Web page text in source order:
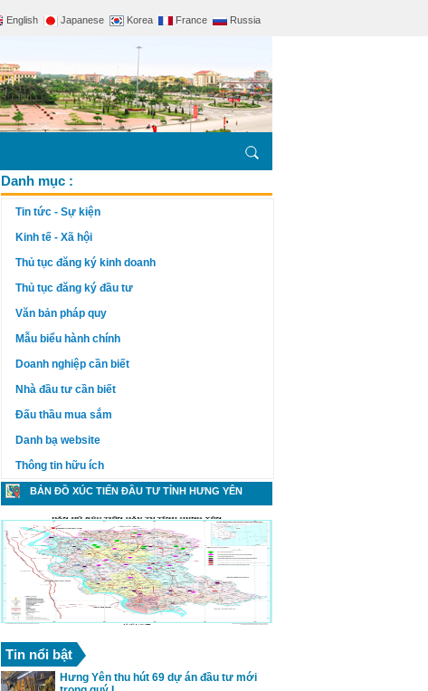
English Japanese Korea France Russia
Danh mục :
Tin tức - Sự kiện
Kinh tế - Xã hội
Thủ tục đăng ký kinh doanh
Thủ tục đăng ký đầu tư
Văn bản pháp quy
Mẫu biểu hành chính
Doanh nghiệp cần biết
Nhà đầu tư cần biết
Đấu thầu mua sắm
Danh bạ website
Thông tin hữu ích
BẢN ĐỒ XÚC TIẾN ĐẦU TƯ TỈNH HƯNG YÊN
Tin nổi bật
Hưng Yên thu hút 69 dự án đầu tư mới